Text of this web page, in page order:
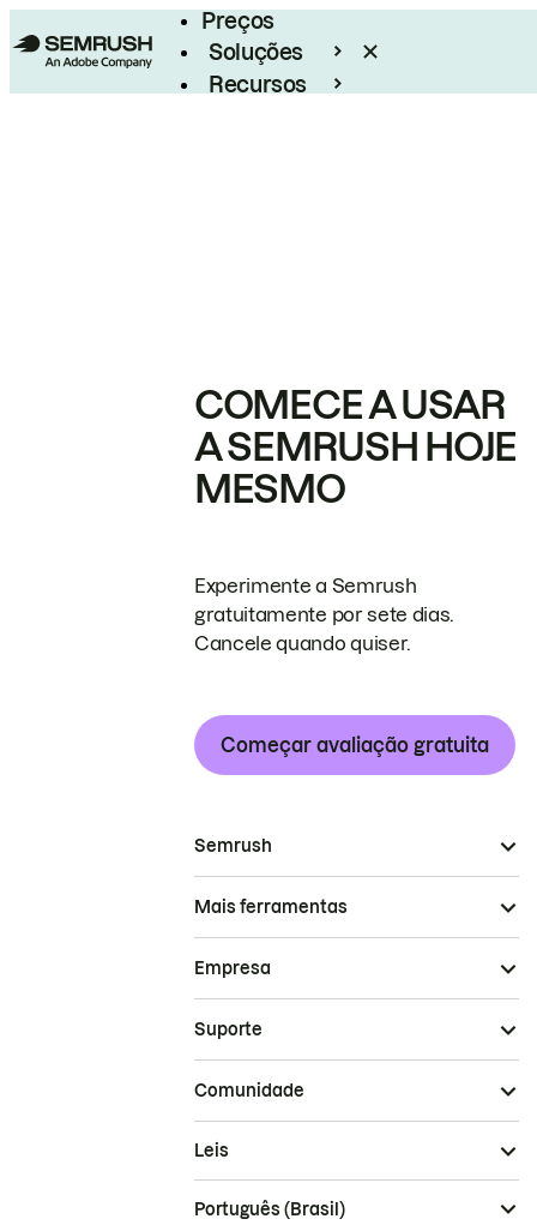
Preços
Soluções
Recursos
COMECE A USAR
A SEMRUSH HOJE
MESMO
Experimente a Semrush
gratuitamente por sete dias.
Cancele quando quiser.
Começar avaliação gratuita
Semrush
Mais ferramentas
Empresa
Suporte
Comunidade
Leis
Português (Brasil)